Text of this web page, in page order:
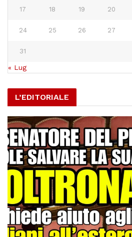
17 18 19 20
24 25 26 27
31
« Lug
L’EDITORIALE